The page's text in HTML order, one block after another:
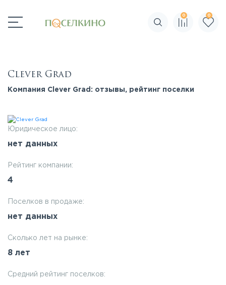
Поиск по сайту
0 0
Clever Grad
Компания Clever Grad: отзывы, рейтинг поселки
Юридическое лицо:
нет данных
Рейтинг компании:
4
Поселков в продаже:
нет данных
Сколько лет на рынке:
8 лет
Средний рейтинг поселков: